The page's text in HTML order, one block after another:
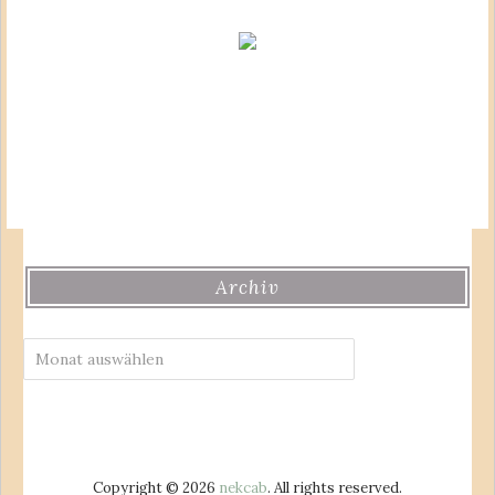
Archiv
Copyright © 2026 nekcab. All rights reserved.